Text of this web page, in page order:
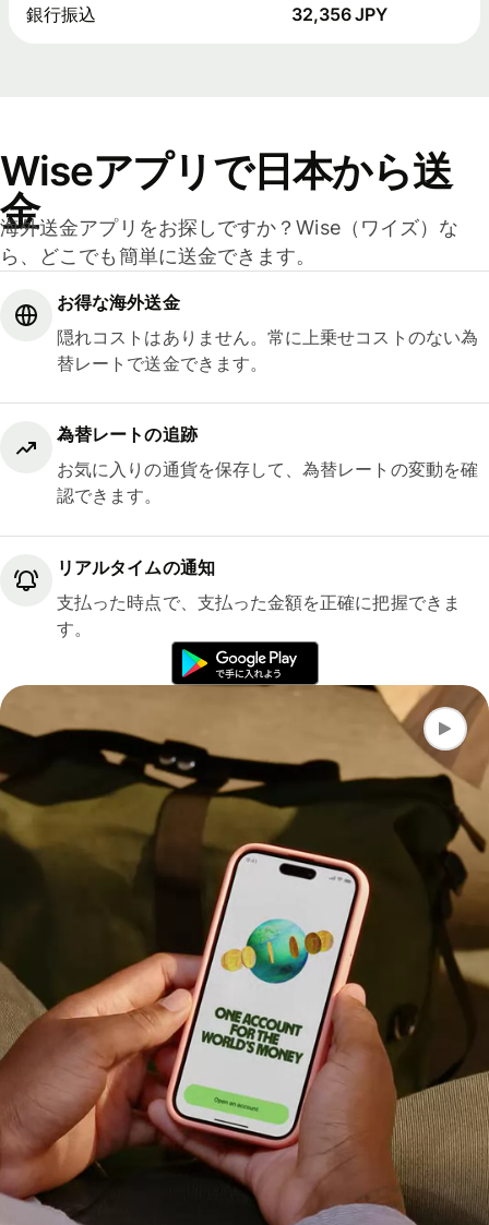
銀行振込 32,356 JPY
Wiseアプリで日本から送
金
海外送金アプリをお探しですか？Wise（ワイズ）な
ら、どこでも簡単に送金できます。
お得な海外送金
隠れコストはありません。常に上乗せコストのない為
替レートで送金できます。
為替レートの追跡
お気に入りの通貨を保存して、為替レートの変動を確
認できます。
リアルタイムの通知
支払った時点で、支払った金額を正確に把握できま
す。